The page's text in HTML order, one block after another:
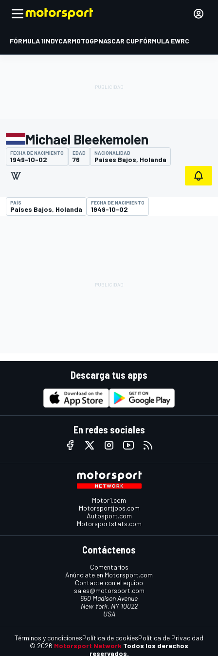
FÓRMULA 1INDYCARMOTOGPNASCAR CUPFÓRMULA EWRC
Michael Bleekemolen
FECHA DE NACIMIENTO
1949-10-02
EDAD
76
NACIONALIDAD
Países Bajos, Holanda
PAÍS
Países Bajos, Holanda
FECHA DE NACIMIENTO
1949-10-02
Descarga tus apps
En redes sociales
Motor1.com
Motorsportjobs.com
Autosport.com
Motorsportstats.com
Contáctenos
Comentarios
Anúnciate en Motorsport.com
Contacte con el equipo
sales@motorsport.com
650 Madison Avenue
New York, NY 10022
USA
© 2026 Motorsport Network Todos los derechos
reservados.
Términos y condicionesPolítica de cookiesPolítica de Privacidad